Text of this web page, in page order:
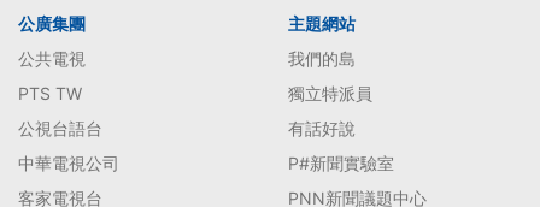
公廣集團
公共電視
PTS TW
公視台語台
中華電視公司
客家電視台
主題網站
我們的島
獨立特派員
有話好說
P#新聞實驗室
PNN新聞議題中心